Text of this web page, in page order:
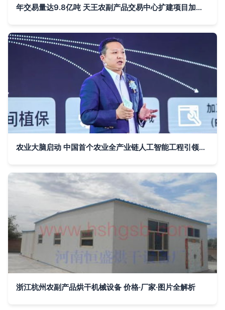
年交易量达9.8亿吨 天王农副产品交易中心扩建项目加速推进
农业大脑启动 中国首个农业全产业链人工智能工程引领农副产品新变革
浙江杭州农副产品烘干机械设备 价格·厂家·图片全解析